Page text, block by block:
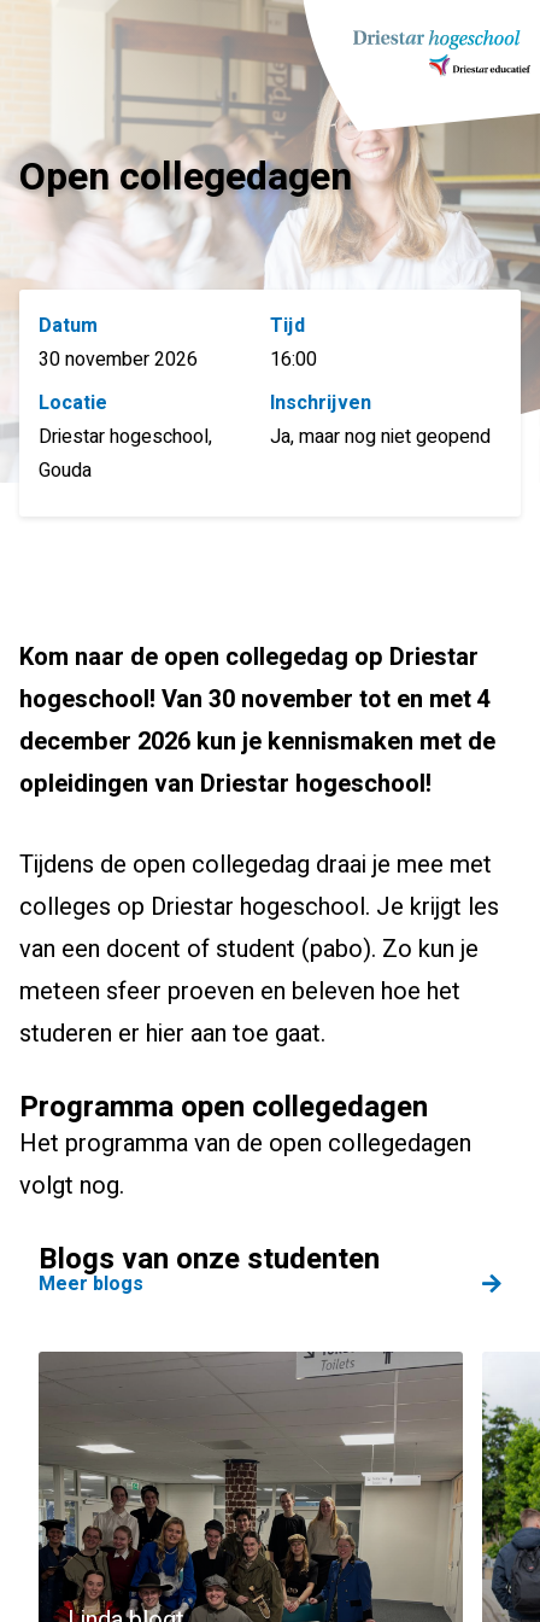
Open collegedagen
Datum
30 november 2026
Tijd
16:00
Locatie
Driestar hogeschool,
Gouda
Inschrijven
Ja, maar nog niet geopend
Kom naar de open collegedag op Driestar
hogeschool! Van 30 november tot en met 4
december 2026 kun je kennismaken met de
opleidingen van Driestar hogeschool!
Tijdens de open collegedag draai je mee met
colleges op Driestar hogeschool. Je krijgt les
van een docent of student (pabo). Zo kun je
meteen sfeer proeven en beleven hoe het
studeren er hier aan toe gaat.
Programma open collegedagen
Het programma van de open collegedagen
volgt nog.
Blogs van onze studenten
Meer blogs